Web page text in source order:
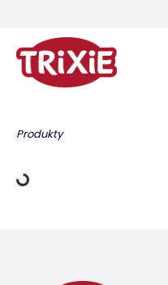
Produkty